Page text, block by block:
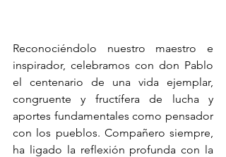
Reconociéndolo nuestro maestro e
inspirador, celebramos con don Pablo
el centenario de una vida ejemplar,
congruente y fructífera de lucha y
aportes fundamentales como pensador
con los pueblos. Compañero siempre,
ha ligado la reflexión profunda con la